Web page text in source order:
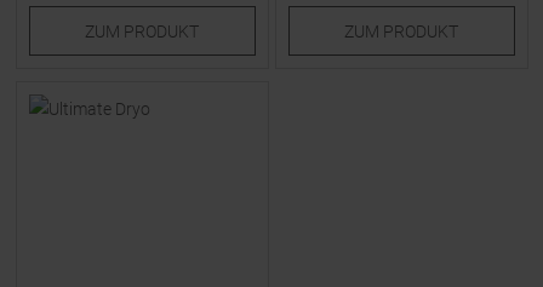
ZUM PRODUKT ZUM PRODUKT